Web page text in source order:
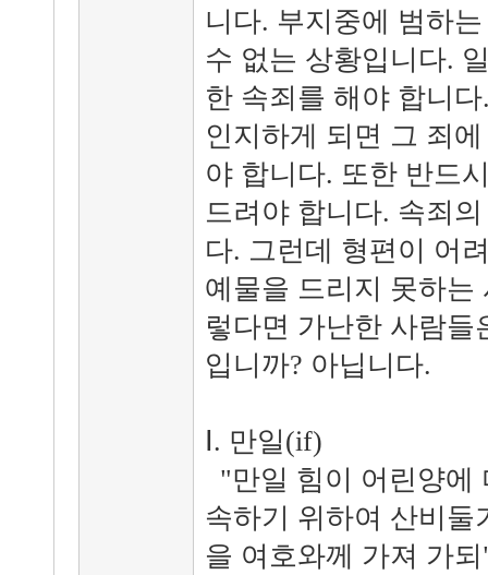
니다. 부지중에 범하
수 없는 상황입니다.
한 속죄를 해야 합니
인지하게 되면 그 죄
야 합니다. 또한 반드
드려야 합니다. 속죄
다. 그런데 형편이 어
예물을 드리지 못하는
렇다면 가난한 사람
입니까? 아닙니다.
Ⅰ. 만일(if)
"만일 힘이 어린양에
속하기 위하여 산비둘
을 여호와께 가져 가